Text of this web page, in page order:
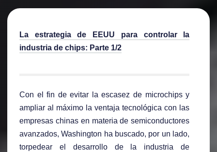
La estrategia de EEUU para controlar la
industria de chips: Parte 1/2
Con el fin de evitar la escasez de microchips y
ampliar al máximo la ventaja tecnológica con las
empresas chinas en materia de semiconductores
avanzados, Washington ha buscado, por un lado,
torpedear el desarrollo de la industria de